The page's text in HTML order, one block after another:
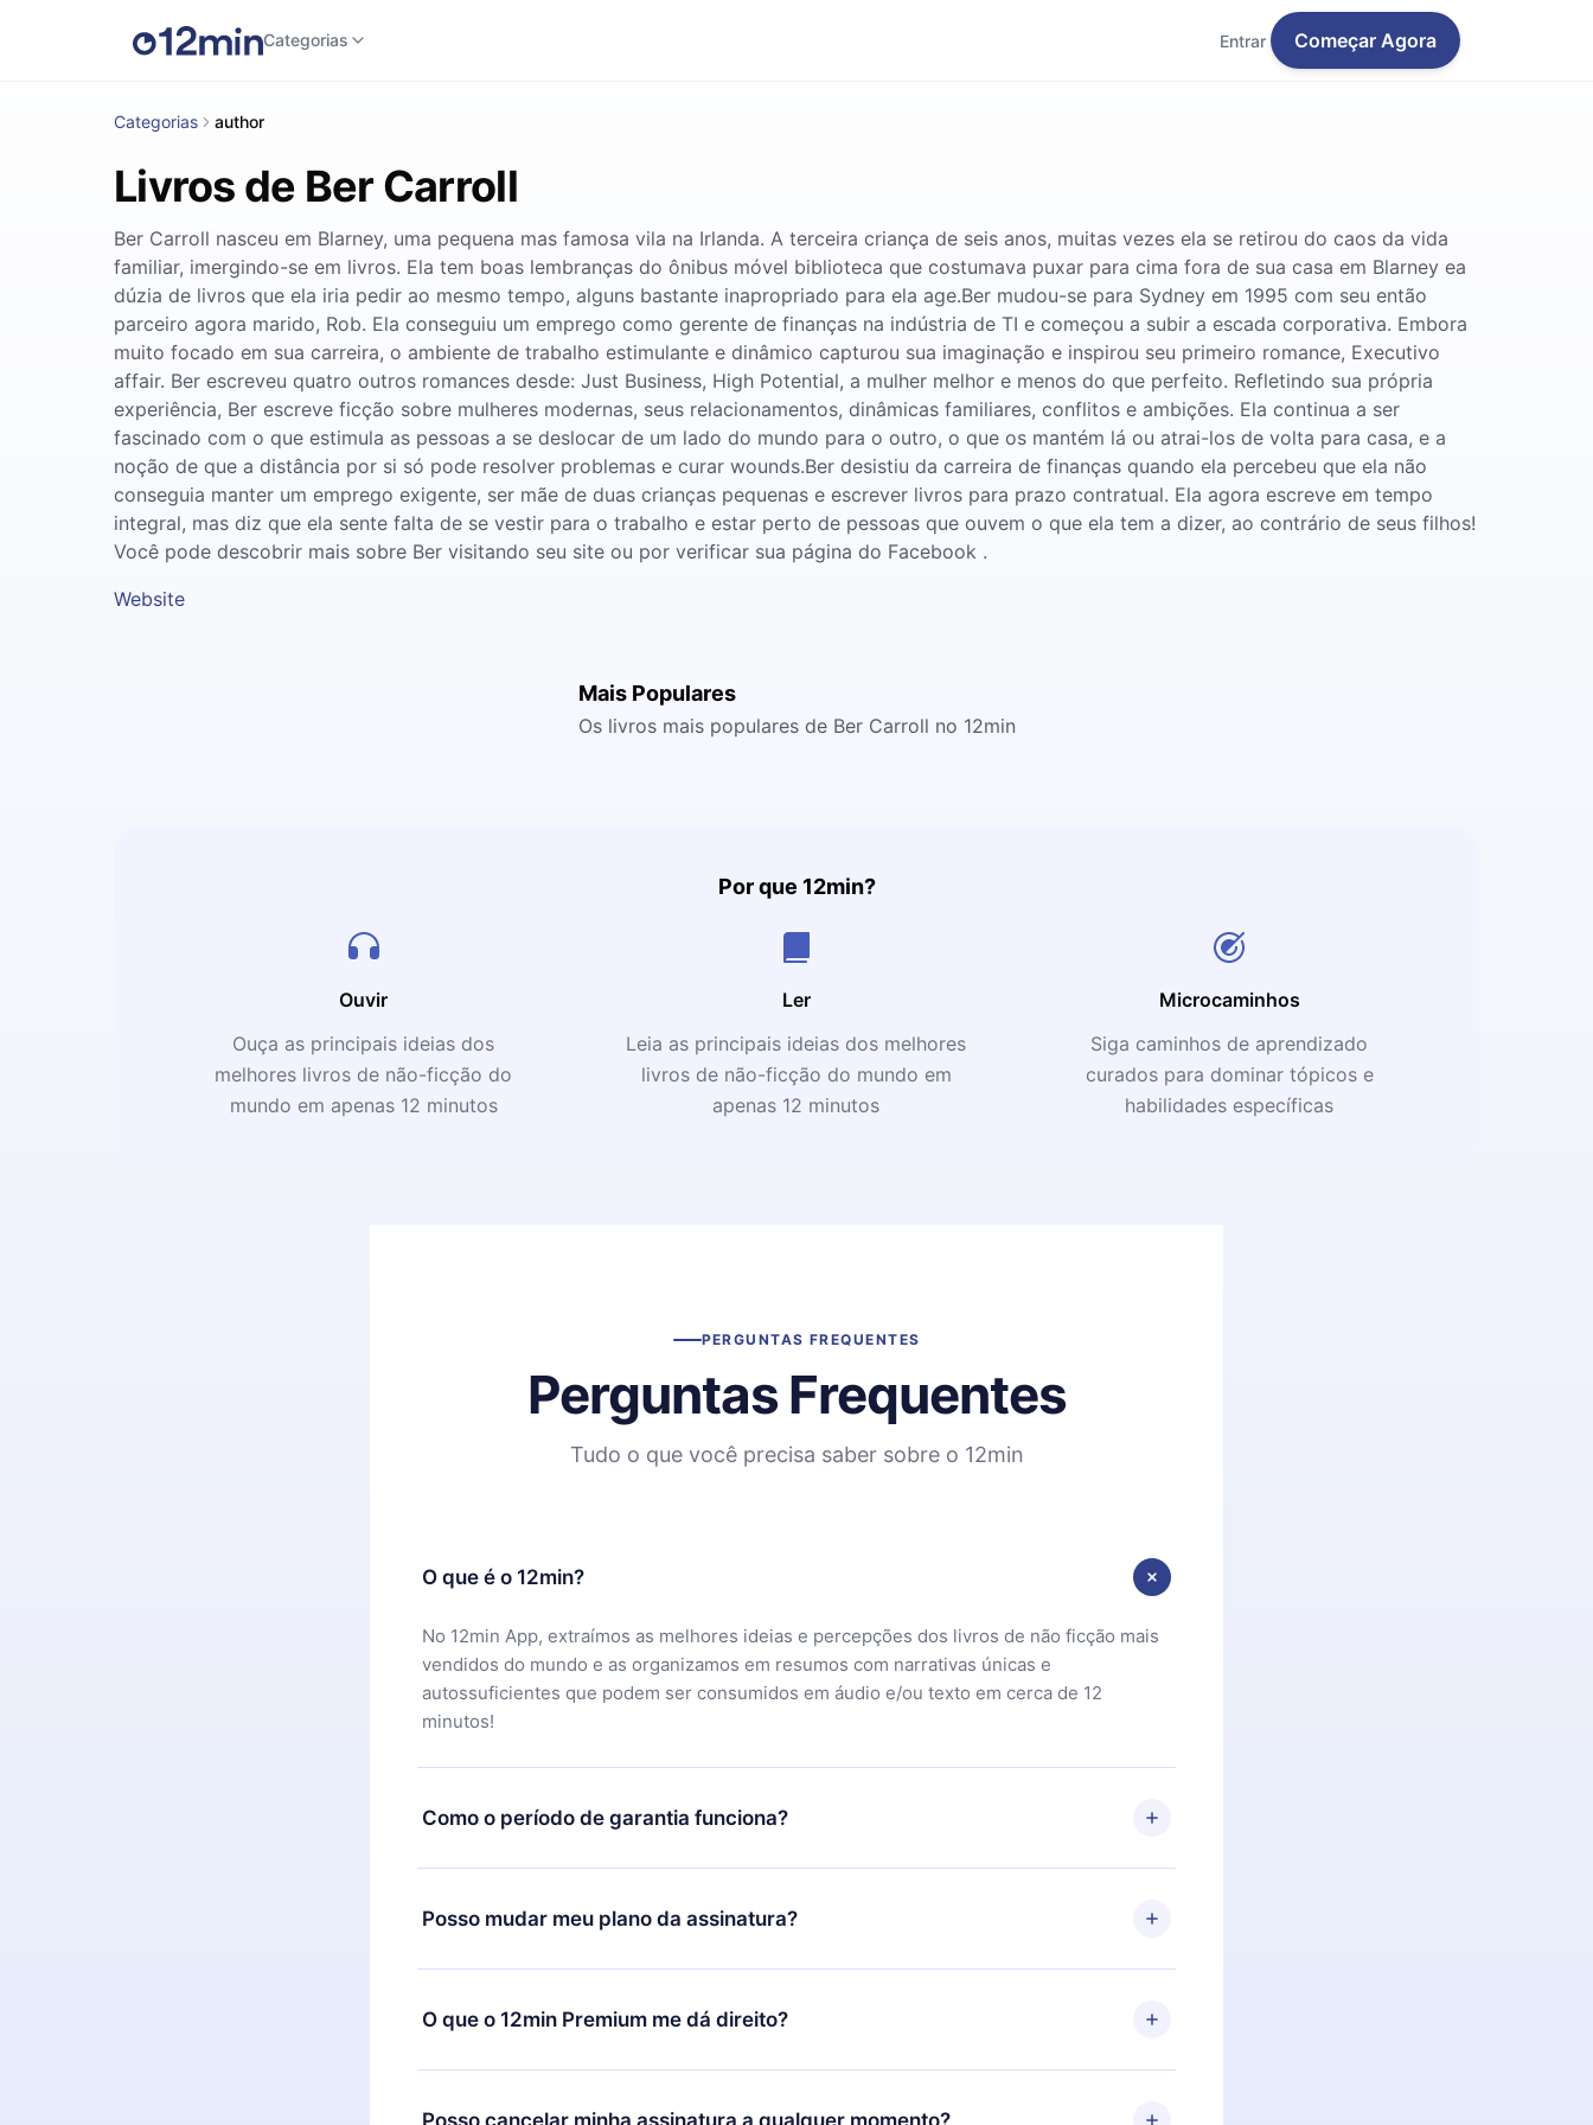
Categorias Entrar Começar Agora
Categorias author
Livros de Ber Carroll
Ber Carroll nasceu em Blarney, uma pequena mas famosa vila na Irlanda. A terceira criança de seis anos, muitas vezes ela se retirou do caos da vida
familiar, imergindo-se em livros. Ela tem boas lembranças do ônibus móvel biblioteca que costumava puxar para cima fora de sua casa em Blarney ea
dúzia de livros que ela iria pedir ao mesmo tempo, alguns bastante inapropriado para ela age.Ber mudou-se para Sydney em 1995 com seu então
parceiro agora marido, Rob. Ela conseguiu um emprego como gerente de finanças na indústria de TI e começou a subir a escada corporativa. Embora
muito focado em sua carreira, o ambiente de trabalho estimulante e dinâmico capturou sua imaginação e inspirou seu primeiro romance, Executivo
affair. Ber escreveu quatro outros romances desde: Just Business, High Potential, a mulher melhor e menos do que perfeito. Refletindo sua própria
experiência, Ber escreve ficção sobre mulheres modernas, seus relacionamentos, dinâmicas familiares, conflitos e ambições. Ela continua a ser
fascinado com o que estimula as pessoas a se deslocar de um lado do mundo para o outro, o que os mantém lá ou atrai-los de volta para casa, e a
noção de que a distância por si só pode resolver problemas e curar wounds.Ber desistiu da carreira de finanças quando ela percebeu que ela não
conseguia manter um emprego exigente, ser mãe de duas crianças pequenas e escrever livros para prazo contratual. Ela agora escreve em tempo
integral, mas diz que ela sente falta de se vestir para o trabalho e estar perto de pessoas que ouvem o que ela tem a dizer, ao contrário de seus filhos!
Você pode descobrir mais sobre Ber visitando seu site ou por verificar sua página do Facebook .
Website
Mais Populares
Os livros mais populares de Ber Carroll no 12min
Por que 12min?
Ouvir
Ouça as principais ideias dos
melhores livros de não-ficção do
mundo em apenas 12 minutos
Ler
Leia as principais ideias dos melhores
livros de não-ficção do mundo em
apenas 12 minutos
Microcaminhos
Siga caminhos de aprendizado
curados para dominar tópicos e
habilidades específicas
PERGUNTAS FREQUENTES
Perguntas Frequentes
Tudo o que você precisa saber sobre o 12min
O que é o 12min?
No 12min App, extraímos as melhores ideias e percepções dos livros de não ficção mais
vendidos do mundo e as organizamos em resumos com narrativas únicas e
autossuficientes que podem ser consumidos em áudio e/ou texto em cerca de 12
minutos!
Como o período de garantia funciona?
Você pode baixar nosso aplicativo e começar a aproveitar nossa biblioteca. Se por algum
motivo não ficar satisfeito com nossa plataforma, basta entrar em contato com nossa
equipe de suporte (contato@12min.com) em até 7 dias após a compra e solicitar o
Posso mudar meu plano da assinatura?
Sim, mas a mudança só se aplicará a partir do próximo período de cobrança. Por
exemplo, se você decidiu mudar sua assinatura mensal para anual, após confirmar a
mudança para o plano anual, o novo plano só será aplicado e cobrado após o aniversário
O que o 12min Premium me dá direito?
O 12min Premium é um plano que te garante acesso a toda nossa biblioteca de 2500+
títulos disponíveis em 3 línguas (Inglês, espanhol e português) que você pode ler ou
Posso cancelar minha assinatura a qualquer momento?